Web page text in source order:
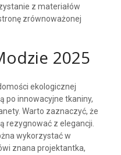
z materiałów
zrównoważonej
2025
ekologicznej
po innowacyjne tkaniny,
Warto zaznaczyć, że
rezygnować z elegancji.
wykorzystać w
znana projektantka,